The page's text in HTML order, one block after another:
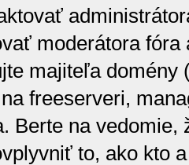
moderátora
majiteľa
freeserveri,
Berte na vedomie,
to, ako kto